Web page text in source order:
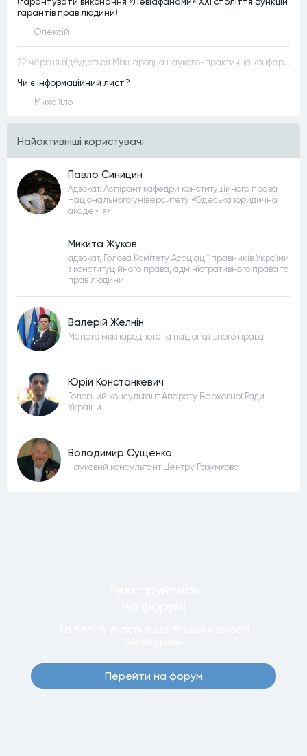
гарантів прав людини).
Олексій
22 червня відбудеться Міжнародна науково-практична конференція “Конституційна демократія в умовах загроз територіальній цілісності та національній безпеці”
Чи є інформаційний лист?
Михайло
Найактивнiшi користувачi
Павло Синицин
Адвокат. Аспірант кафедри конституційного права
Національного університету «Одеська юридична
академія»
Микита Жуков
адвокат, Голова Комітету Асоціації правників України
з конституційного права, адміністративного права та
прав людини
Валерій Желнін
Магістр міжнародного та національного права
Юрій Констанкевич
Головний консультант Апарату Верховної Ради
України
Володимир Сущенко
Науковий консультант Центру Разумкова
Перейти на форум